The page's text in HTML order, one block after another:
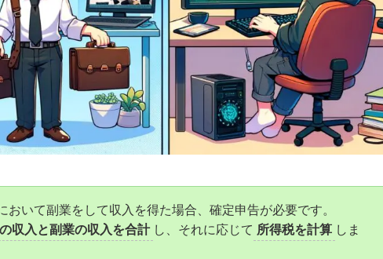
おいて副業をして収入を得た場合、確定申告が必要です。
収入と副業の収入を合計 し、それに応じて 所得税を計算 しま